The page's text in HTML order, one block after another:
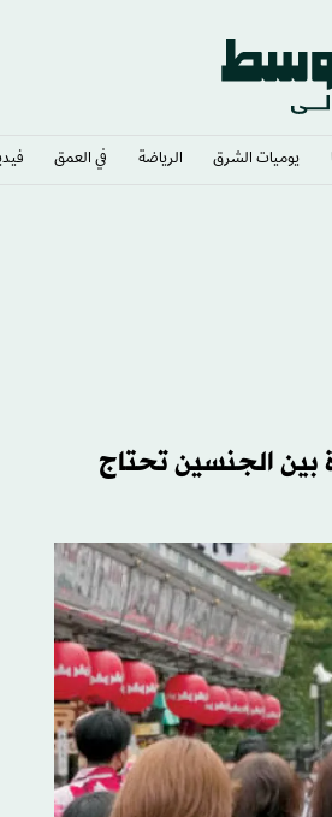
يوميات الشرق​ الرياضة في العمق
والمساواة بين الجنسين تحتاج